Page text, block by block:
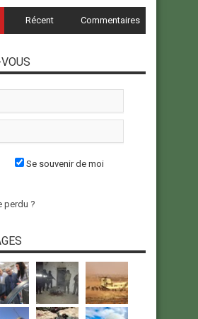
Récent Commentaires
Se souvenir de moi
perdu ?